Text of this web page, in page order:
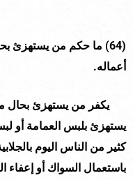
(64)
ما حكم من يستهزئ
أعماله.
يكفر من يستهزئ بحال
يستهزئ بلبس العمامة أو
كثير من الناس اليوم
باستعمال السواك أو إعفاء